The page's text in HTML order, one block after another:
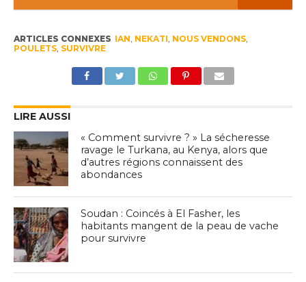
ARTICLES CONNEXES IAN NEKATI NOUS VENDONS,
POULETS, SURVIVRE
LIRE AUSSI
« Comment survivre ? » La sécheresse
ravage le Turkana, au Kenya, alors que
d’autres régions connaissent des
abondances
Soudan : Coincés à El Fasher, les
habitants mangent de la peau de vache
pour survivre